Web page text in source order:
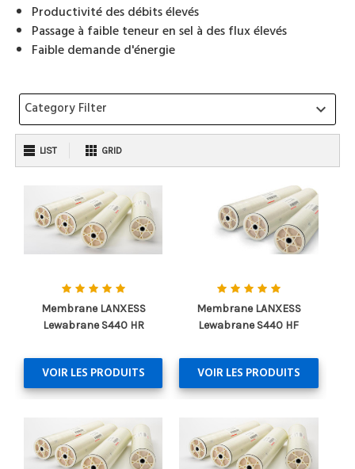
Productivité des débits élevés
Passage à faible teneur en sel à des flux élevés
Faible demande d'énergie
Category Filter keyboard_arrow_down
LIST GRID
Membrane LANXESS
Lewabrane S440 HR
VOIR LES PRODUITS
Membrane LANXESS
Lewabrane S440 HF
VOIR LES PRODUITS